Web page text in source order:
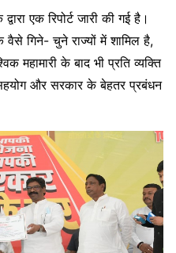
एक रिपोर्ट जारी की गई है।
गिने- चुने राज्यों में शामिल है,
महामारी के बाद भी प्रति व्यक्ति
और सरकार के बेहतर प्रबंधन